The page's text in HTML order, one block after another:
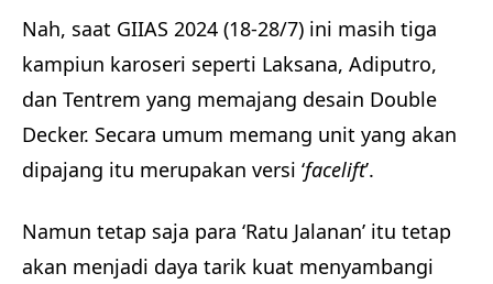
Nah, saat GIIAS 2024 (18-28/7) ini masih tiga
kampiun karoseri seperti Laksana, Adiputro,
dan Tentrem yang memajang desain Double
Decker. Secara umum memang unit yang akan
dipajang itu merupakan versi ‘facelift’.
Namun tetap saja para ‘Ratu Jalanan’ itu tetap
akan menjadi daya tarik kuat menyambangi